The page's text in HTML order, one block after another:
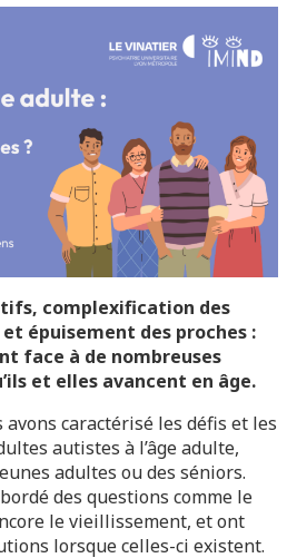
complexification des
épuisement des proches :
face à de nombreuses
et elles avancent en âge.
caractérisé les défis et les
autistes à l’âge adulte,
adultes ou des séniors.
des questions comme le
le vieillissement, et ont
lorsque celles-ci existent.